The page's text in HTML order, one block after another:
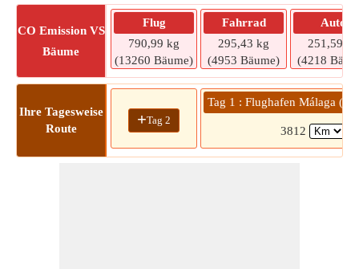
CO Emission VS
Bäume
Flug
790,99 kg
(13260 Bäume)
Fahrrad
295,43 kg
(4953 Bäume)
Auto
251,59 kg
(4218
Ihre Tagesweise
Route
+Tag 2
Tag 1 : Flughafen Málaga
3812